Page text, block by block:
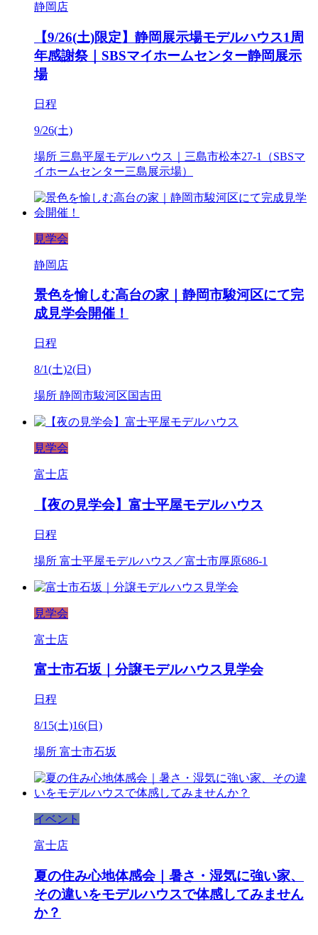
静岡店
【9/26(土)限定】静岡展示場モデルハウス1周
年感謝祭｜SBSマイホームセンター静岡展示
場
日程
9/26(土)
場所 三島平屋モデルハウス｜三島市松本27-1（SBSマ
イホームセンター三島展示場）
見学会
静岡店
景色を愉しむ高台の家｜静岡市駿河区にて完
成見学会開催！
日程
8/1(土)2(日)
場所 静岡市駿河区国吉田
見学会
富士店
【夜の見学会】富士平屋モデルハウス
日程
場所 富士平屋モデルハウス／富士市厚原686-1
見学会
富士店
富士市石坂｜分譲モデルハウス見学会
日程
8/15(土)16(日)
場所 富士市石坂
イベント
富士店
夏の住み心地体感会｜暑さ・湿気に強い家、
その違いをモデルハウスで体感してみません
か？